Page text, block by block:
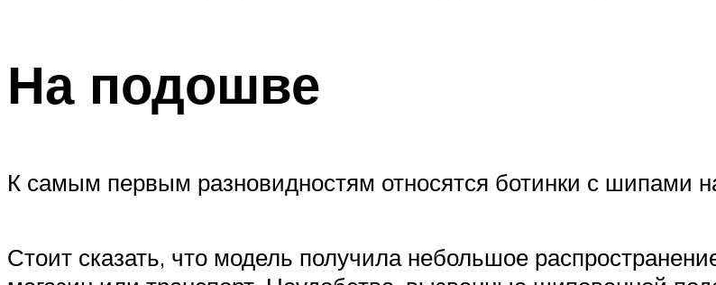
На подошве
К самым первым разновидностям относятся ботинки с шипами
Стоит сказать, что модель получила небольшое